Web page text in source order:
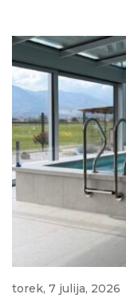
torek, 7 julija, 2026